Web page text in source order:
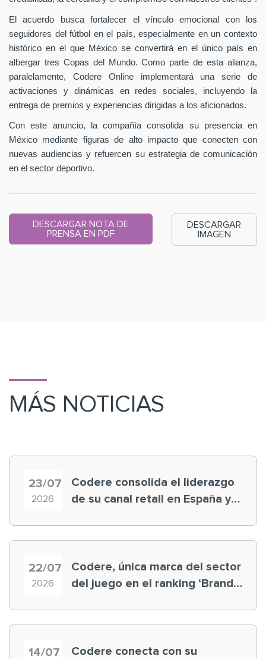
El acuerdo busca fortalecer el vínculo emocional con los
seguidores del fútbol en el país, especialmente en un contexto
histórico en el que México se convertirá en el único país en
albergar tres Copas del Mundo. Como parte de esta alianza,
paralelamente, Codere Online implementará una serie de
activaciones y dinámicas en redes sociales, incluyendo la
entrega de premios y experiencias dirigidas a los aficionados.
Con este anuncio, la compañía consolida su presencia en
México mediante figuras de alto impacto que conecten con
nuevas audiencias y refuercen su estrategia de comunicación
en el sector deportivo.
DESCARGAR NOTA DE
PRENSA EN PDF
DESCARGAR
IMAGEN
MÁS NOTICIAS
23/07
2026
Codere consolida el liderazgo
de su canal retail en España y
22/07
2026
Codere, única marca del sector
del juego en el ranking ‘Brand
14/07
Codere conecta con su